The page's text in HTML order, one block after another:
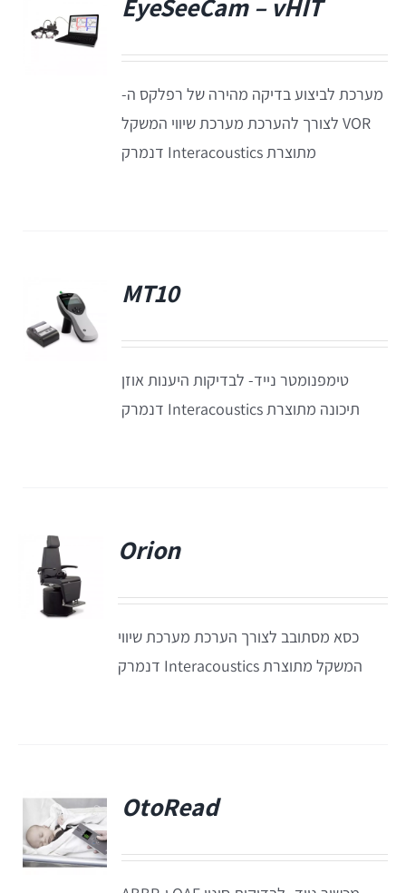
EyeSeeCam – vHIT
מערכת לביצוע בדיקה מהירה של רפלקס ה-
VOR לצורך להערכת מערכת שיווי המשקל
מתוצרת Interacoustics דנמרק
MT10
טימפנומטר נייד- לבדיקות היענות אוזן
תיכונה מתוצרת Interacoustics דנמרק
Orion
כסא מסתובב לצורך הערכת מערכת שיווי
המשקל מתוצרת Interacoustics דנמרק
OtoRead